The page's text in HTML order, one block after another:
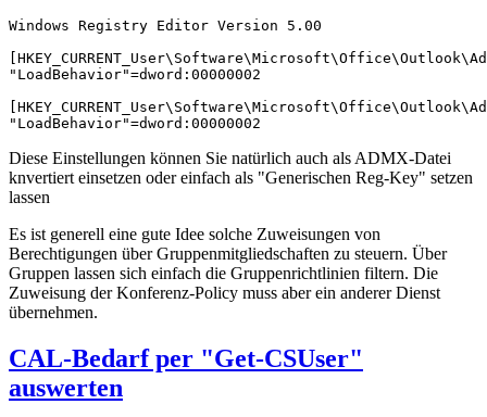
Windows Registry Editor Version 5.00
"LoadBehavior"=dword:00000002
"LoadBehavior"=dword:00000002
Diese Einstellungen können Sie natürlich auch als ADMX-Datei
knvertiert einsetzen oder einfach als "Generischen Reg-Key" setzen
lassen
Es ist generell eine gute Idee solche Zuweisungen von
Berechtigungen über Gruppenmitgliedschaften zu steuern. Über
Gruppen lassen sich einfach die Gruppenrichtlinien filtern. Die
Zuweisung der Konferenz-Policy muss aber ein anderer Dienst
übernehmen.
CAL-Bedarf per "Get-CSUser"
auswerten